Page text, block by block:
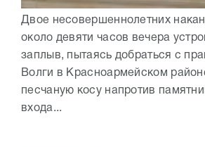
Двое несовершеннолетних
около девяти часов вечера
заплыв, пытаясь добраться с
Волги в Красноармейском
песчаную косу напротив
входа...